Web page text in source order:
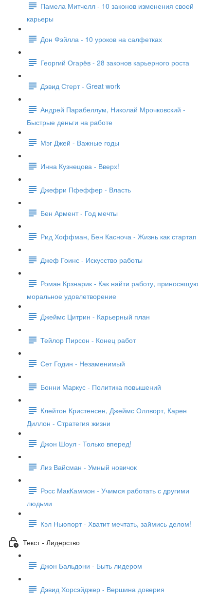
Памела Митчелл - 10 законов изменения своей
карьеры
Дон Фэйлла - 10 уроков на салфетках
Георгий Огарёв - 28 законов карьерного роста
Дэвид Стерт - Great work
Андрей Парабеллум, Николай Мрочковский -
Быстрые деньги на работе
Мэг Джей - Важные годы
Инна Кузнецова - Вверх!
Джефри Пфеффер - Власть
Бен Армент - Год мечты
Рид Хоффман, Бен Касноча - Жизнь как стартап
Джеф Гоинс - Искусство работы
Роман Крзнарик - Как найти работу, приносящую
моральное удовлетворение
Джеймс Цитрин - Карьерный план
Тейлор Пирсон - Конец работ
Сет Годин - Незаменимый
Бонни Маркус - Политика повышений
Клейтон Кристенсен, Джеймс Оллворт, Карен
Диллон - Стратегия жизни
Джон Шоул - Только вперед!
Лиз Вайсман - Умный новичок
Росс МакКаммон - Учимся работать с другими
людьми
Кэл Ньюпорт - Хватит мечтать, займись делом!
Текст - Лидерство
Джон Бальдони - Быть лидером
Дэвид Хорсэйджер - Вершина доверия